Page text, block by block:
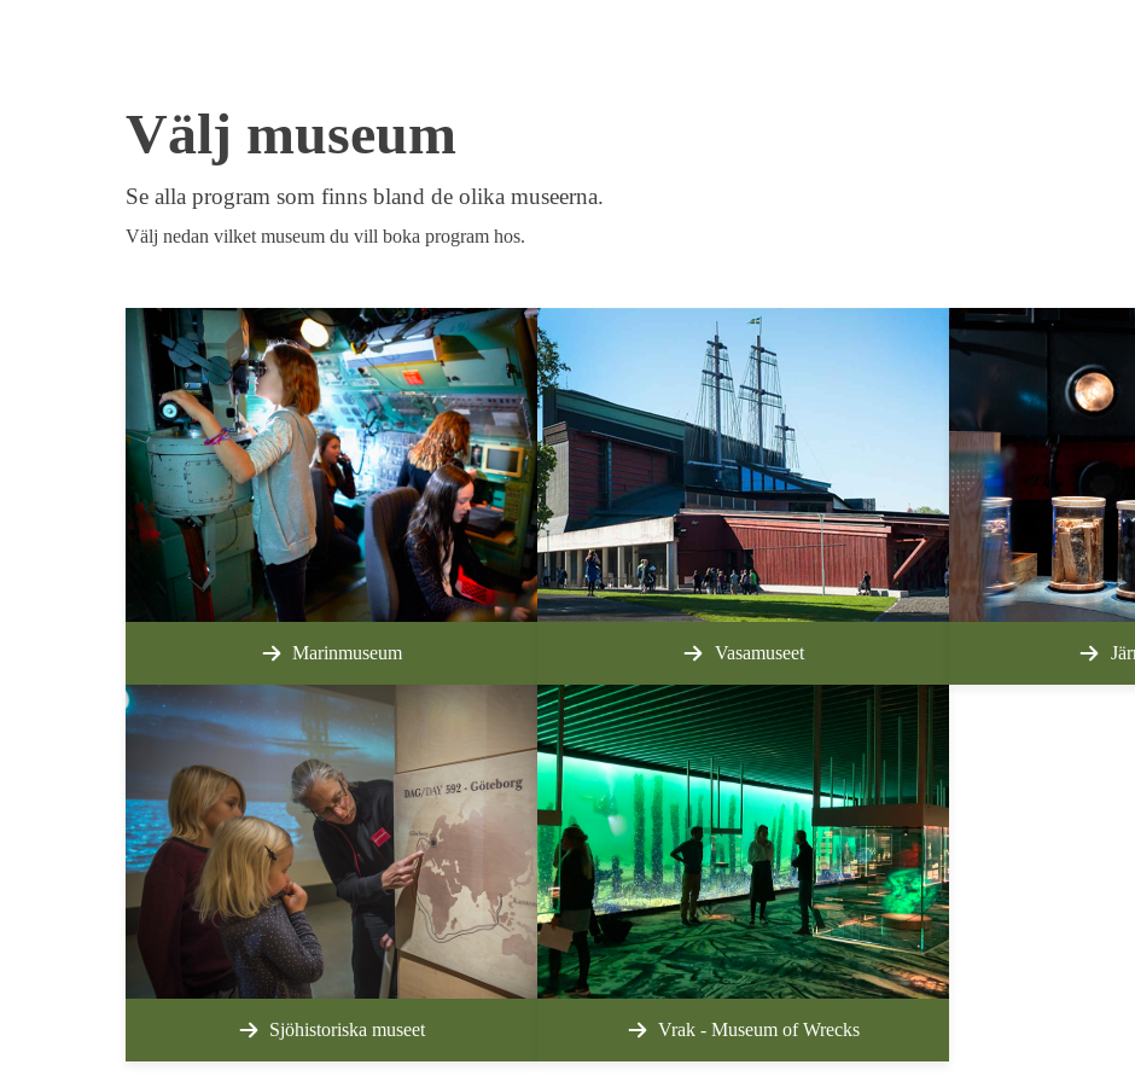
Välj museum
Se alla program som finns bland de olika museerna.
Välj nedan vilket museum du vill boka program hos.
Marinmuseum Vasamuseet
Sjöhistoriska museet Vrak - Museum of Wrecks